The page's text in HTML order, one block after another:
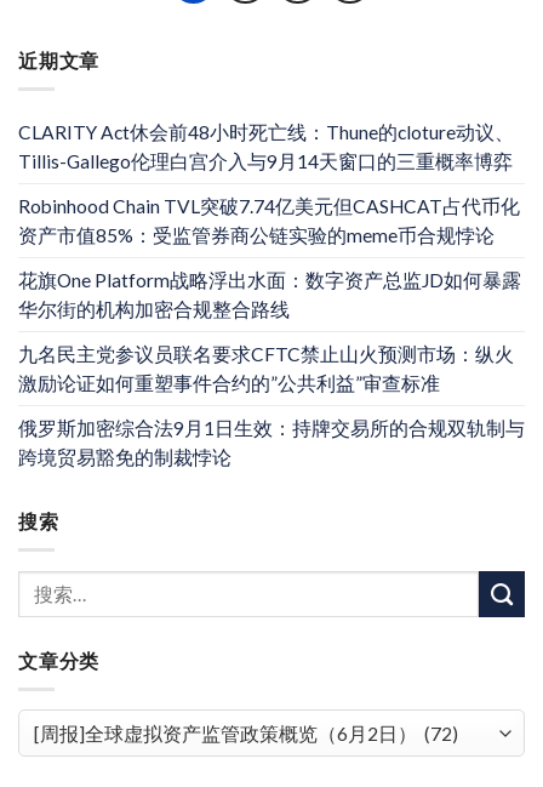
近期文章
CLARITY Act休会前48小时死亡线：Thune的cloture动议、
Tillis-Gallego伦理白宫介入与9月14天窗口的三重概率博弈
Robinhood Chain TVL突破7.74亿美元但CASHCAT占代币化
资产市值85%：受监管券商公链实验的meme币合规悖论
花旗One Platform战略浮出水面：数字资产总监JD如何暴露
华尔街的机构加密合规整合路线
九名民主党参议员联名要求CFTC禁止山火预测市场：纵火
激励论证如何重塑事件合约的”公共利益”审查标准
俄罗斯加密综合法9月1日生效：持牌交易所的合规双轨制与
跨境贸易豁免的制裁悖论
搜索
文章分类